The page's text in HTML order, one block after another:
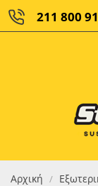
211 800
Αρχική /